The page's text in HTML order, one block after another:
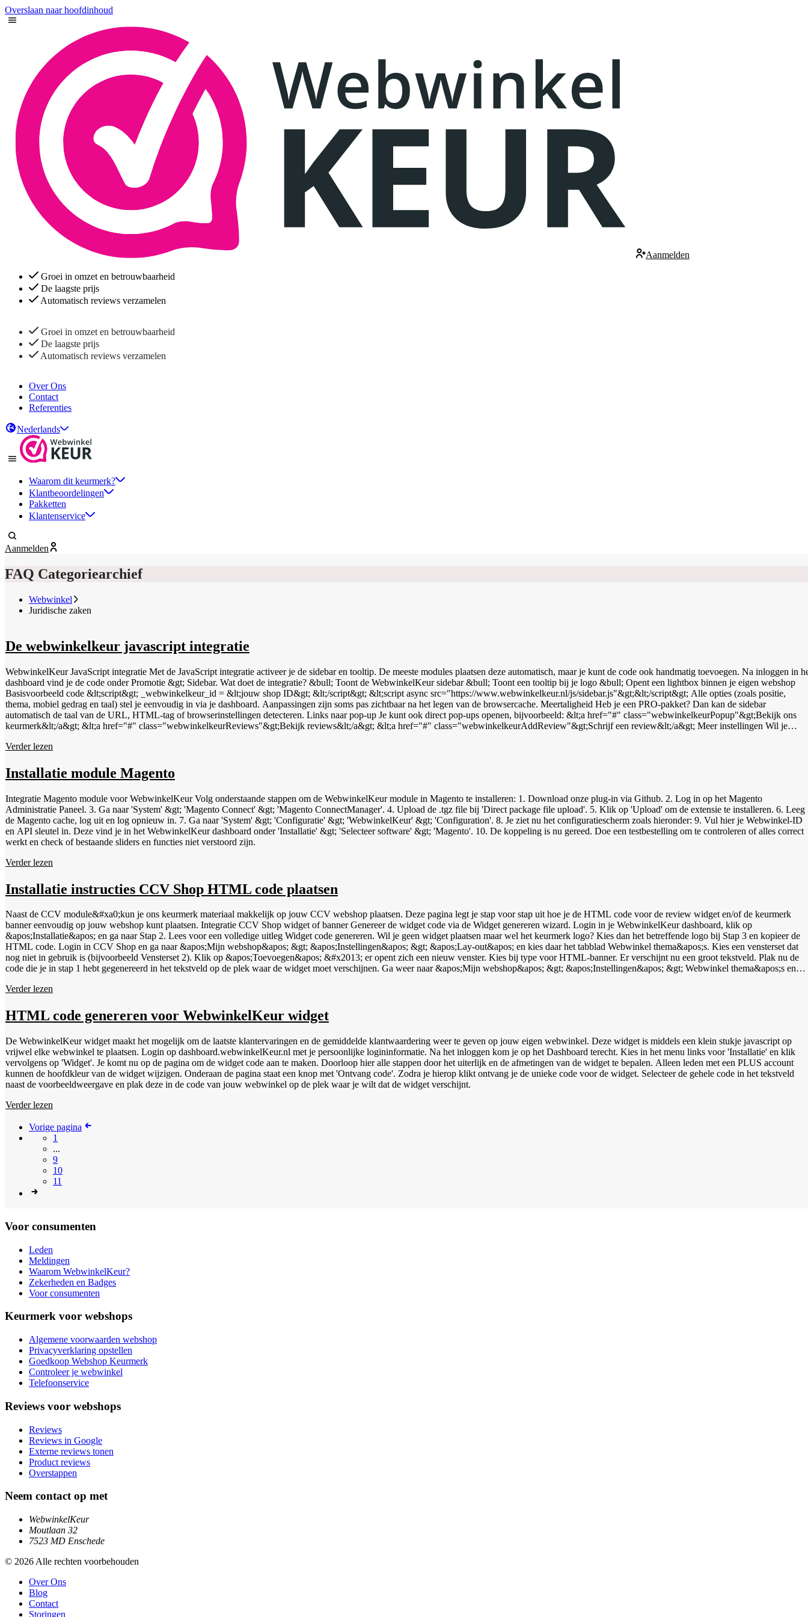
Overslaan naar hoofdinhoud
Aanmelden
Groei in omzet en betrouwbaarheid
De laagste prijs
Automatisch reviews verzamelen
Groei in omzet en betrouwbaarheid
De laagste prijs
Automatisch reviews verzamelen
Over Ons
Contact
Referenties
Nederlands
Waarom dit keurmerk?
Klantbeoordelingen
Pakketten
Klantenservice
Aanmelden
FAQ Categoriearchief
Webwinkel
Juridische zaken
De webwinkelkeur javascript integratie
WebwinkelKeur JavaScript integratie Met de JavaScript integratie activeer je de sidebar en tooltip. De meeste modules plaatsen deze automatisch, maar je kunt de code ook handmatig toevoegen. Na inloggen in
dashboard vind je de code onder Promotie &gt; Sidebar. Wat doet de integratie? &bull; Toont de WebwinkelKeur sidebar &bull; Toont een tooltip bij je logo &bull; Opent een lightbox binnen je eigen webshop
Basisvoorbeeld code &lt;script&gt; _webwinkelkeur_id = &lt;jouw shop ID&gt; &lt;/script&gt; &lt;script async src="https://www.webwinkelkeur.nl/js/sidebar.js"&gt;&lt;/script&gt; Alle opties (zoals positie,
thema, mobiel gedrag en taal) stel je eenvoudig in via je dashboard. Aanpassingen zijn soms pas zichtbaar na het legen van de browsercache. Meertaligheid Heb je een PRO-pakket? Dan kan de sidebar
automatisch de taal van de URL, HTML-tag of browserinstellingen detecteren. Links naar pop-up Je kunt ook direct pop-ups openen, bijvoorbeeld: &lt;a href="#" class="webwinkelkeurPopup"&gt;Bekijk ons
keurmerk&lt;/a&gt; &lt;a href="#" class="webwinkelkeurReviews"&gt;Bekijk reviews&lt;/a&gt; &lt;a href="#" class="webwinkelkeurAddReview"&gt;Schrijf een review&lt;/a&gt; Meer instellingen Wil je
Verder lezen
Installatie module Magento
Integratie Magento module voor WebwinkelKeur Volg onderstaande stappen om de WebwinkelKeur module in Magento te installeren: 1. Download onze plug-in via Github. 2. Log in op het Magento
Administratie Paneel. 3. Ga naar 'System' &gt; 'Magento Connect' &gt; 'Magento ConnectManager'. 4. Upload de .tgz file bij 'Direct package file upload'. 5. Klik op 'Upload' om de extensie te installeren. 6. Leeg
de Magento cache, log uit en log opnieuw in. 7. Ga naar 'System' &gt; 'Configuratie' &gt; 'WebwinkelKeur' &gt; 'Configuration'. 8. Je ziet nu het configuratiescherm zoals hieronder: 9. Vul hier je Webwinkel-ID
en API sleutel in. Deze vind je in het WebwinkelKeur dashboard onder 'Installatie' &gt; 'Selecteer software' &gt; 'Magento'. 10. De koppeling is nu gereed. Doe een testbestelling om te controleren of alles correct
werkt en check of bestaande sliders en functies niet verstoord zijn.
Verder lezen
Installatie instructies CCV Shop HTML code plaatsen
Naast de CCV module&#xa0;kun je ons keurmerk materiaal makkelijk op jouw CCV webshop plaatsen. Deze pagina legt je stap voor stap uit hoe je de HTML code voor de review widget en/of de keurmerk
banner eenvoudig op jouw webshop kunt plaatsen. Integratie CCV Shop widget of banner Genereer de widget code via de Widget genereren wizard. Login in je WebwinkelKeur dashboard, klik op
&apos;Installatie&apos; en ga naar Stap 2. Lees voor een volledige uitleg Widget code genereren. Wil je geen widget plaatsen maar wel het keurmerk logo? Kies dan het betreffende logo bij Stap 3 en kopieer de
HTML code. Login in CCV Shop en ga naar &apos;Mijn webshop&apos; &gt; &apos;Instellingen&apos; &gt; &apos;Lay-out&apos; en kies daar het tabblad Webwinkel thema&apos;s. Kies een vensterset dat
nog niet in gebruik is (bijvoorbeeld Vensterset 2). Klik op &apos;Toevoegen&apos; &#x2013; er opent zich een nieuw venster. Kies bij type voor HTML-banner. Er verschijnt nu een groot tekstveld. Plak nu de
code die je in stap 1 hebt gegenereerd in het tekstveld op de plek waar de widget moet verschijnen. Ga weer naar &apos;Mijn webshop&apos; &gt; &apos;Instellingen&apos; &gt; Webwinkel thema&apos;s en
&apos;Banners vensterset 2&apos;. Heb je in stap 3 een andere vensterset gebruikt, kies dan die set. Klik onderaan de pagina op &apos;Toepassen&apos;. De widget is nu direct zichtbaar op jouw webshop. Wil je
Verder lezen
HTML code genereren voor WebwinkelKeur widget
De WebwinkelKeur widget maakt het mogelijk om de laatste klantervaringen en de gemiddelde klantwaardering weer te geven op jouw eigen webwinkel. Deze widget is middels een klein stukje javascript op
vrijwel elke webwinkel te plaatsen. Login op dashboard.webwinkelKeur.nl met je persoonlijke logininformatie. Na het inloggen kom je op het Dashboard terecht. Kies in het menu links voor 'Installatie' en klik
vervolgens op 'Widget'. Je komt nu op de pagina om de widget code aan te maken. Doorloop hier alle stappen door het uiterlijk en de afmetingen van de widget te bepalen. Alleen leden met een PLUS account
kunnen de hoofdkleur van de widget wijzigen. Onderaan de pagina staat een knop met 'Ontvang code'. Zodra je hierop klikt ontvang je de unieke code voor de widget. Selecteer de gehele code in het tekstveld
naast de voorbeeldweergave en plak deze in de code van jouw webwinkel op de plek waar je wilt dat de widget verschijnt.
Verder lezen
Vorige pagina
1
...
9
10
11
Voor consumenten
Leden
Meldingen
Waarom WebwinkelKeur?
Zekerheden en Badges
Voor consumenten
Keurmerk voor webshops
Algemene voorwaarden webshop
Privacyverklaring opstellen
Goedkoop Webshop Keurmerk
Controleer je webwinkel
Telefoonservice
Reviews voor webshops
Reviews
Reviews in Google
Externe reviews tonen
Product reviews
Overstappen
Neem contact op met
WebwinkelKeur
Moutlaan 32
7523 MD Enschede
© 2026 Alle rechten voorbehouden
Over Ons
Blog
Contact
Storingen